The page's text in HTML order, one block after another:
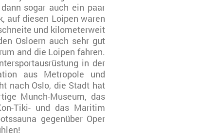
sogar auch ein paar
auf diesen Loipen waren
und kilometerweit
Osloern auch sehr gut
and die Loipen fahren.
in der
aus Metropole und
nach Oslo, die Stadt hat
Munch-Museum, das
Tiki- und das Maritim
gegenüber Oper